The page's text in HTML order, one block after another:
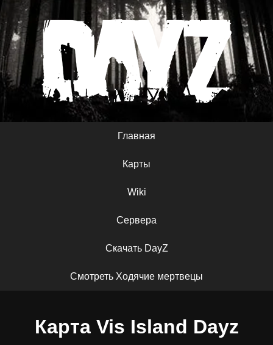
Главная
Карты
Wiki
Сервера
Скачать DayZ
Смотреть Ходячие мертвецы
Карта Vis Island Dayz